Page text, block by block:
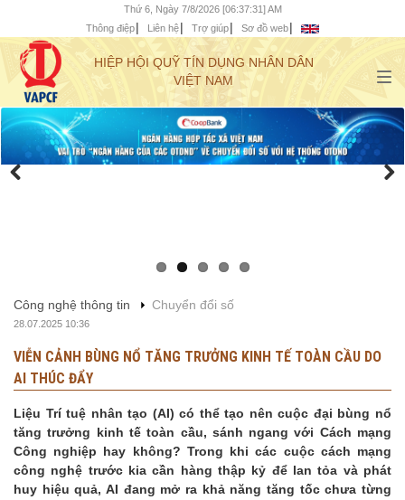
Thứ 6, Ngày 7/8/2026 [06:37:32] AM
Thông điệp
Liên hệ Trợ giúp Sơ đồ web
HIỆP HỘI QUỸ TÍN DỤNG NHÂN DÂN
VIỆT NAM
Công nghệ thông tin Chuyển đổi số
28.07.2025 10:36
VIỄN CẢNH BÙNG NỔ TĂNG TRƯỞNG KINH TẾ TOÀN CẦU DO
AI THÚC ĐẨY
Liệu Trí tuệ nhân tạo (AI) có thể tạo nên cuộc đại bùng nổ
tăng trưởng kinh tế toàn cầu, sánh ngang với Cách mạng
Công nghiệp hay không? Trong khi các cuộc cách mạng
công nghệ trước kia cần hàng thập kỷ để lan tỏa và phát
huy hiệu quả, AI đang mở ra khả năng tăng tốc chưa từng